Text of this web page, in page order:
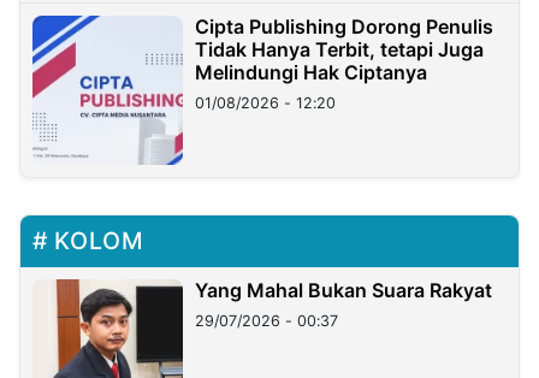
Cipta Publishing Dorong Penulis
Tidak Hanya Terbit, tetapi Juga
Melindungi Hak Ciptanya
01/08/2026 - 12:20
KOLOM
Yang Mahal Bukan Suara Rakyat
29/07/2026 - 00:37